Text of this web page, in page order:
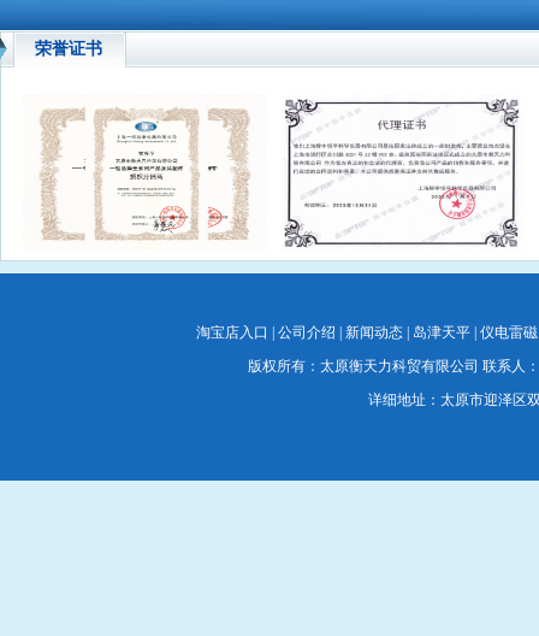
荣誉证书
淘宝店入口 公司介绍 新闻动态| 岛津天平| 仪电雷磁
版权所有：太原衡天力科贸有限公司 联系人：
详细地址：太原市迎泽区